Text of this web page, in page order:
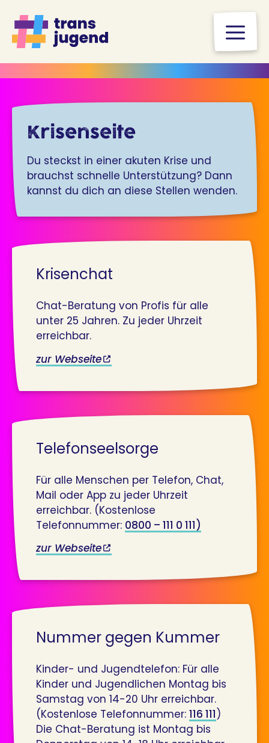
Inhalt
springen
Krisenseite
Du steckst in einer akuten Krise und
brauchst schnelle Unterstützung? Dann
kannst du dich an diese Stellen wenden.
Krisenchat
Chat-Beratung von Profis für alle
unter 25 Jahren. Zu jeder Uhrzeit
erreichbar.
zur Webseite
Telefonseelsorge
Für alle Menschen per Telefon, Chat,
Mail oder App zu jeder Uhrzeit
erreichbar. (Kostenlose
Telefonnummer: 0800 – 111 0 111)
zur Webseite
Nummer gegen Kummer
Kinder- und Jugendtelefon: Für alle
Kinder und Jugendlichen Montag bis
Samstag von 14-20 Uhr erreichbar.
(Kostenlose Telefonnummer: 116 111)
Die Chat-Beratung ist Montag bis